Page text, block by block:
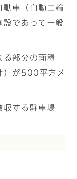
動車（自動二輪
設であって一般
る部分の面積
）が500平方メ
収する駐車場